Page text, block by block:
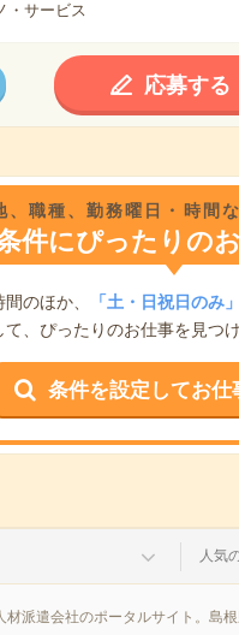
・サービス
応募する
、職種、勤務曜日・時間
件にぴったりの
のほか、 「土・日祝日のみ
、ぴったりのお仕事を見つ
条件を設定してお仕
人気
派遣会社のポータルサイト。島